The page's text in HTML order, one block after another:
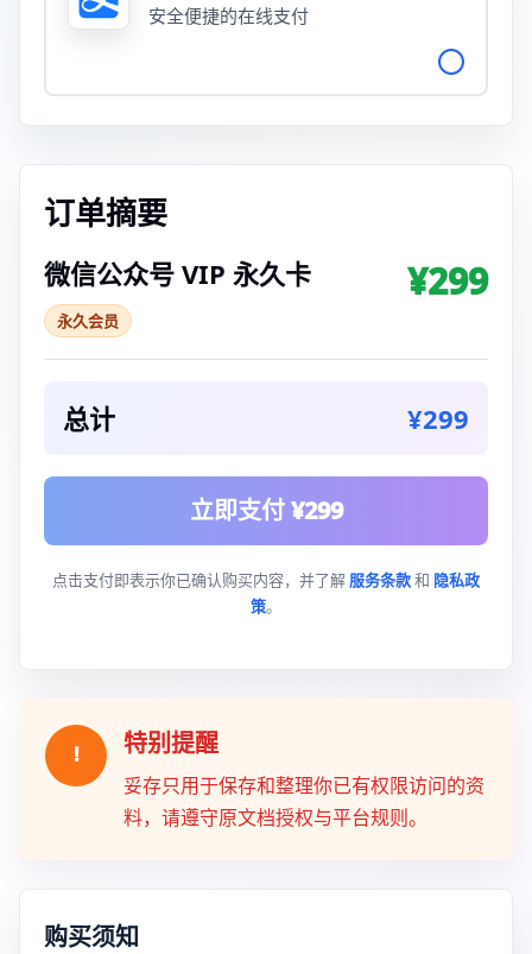
安全便捷的在线支付
订单摘要
微信公众号 VIP 永久卡
永久会员
¥299
总计 ¥299
立即支付 ¥299
点击支付即表示你已确认购买内容，并了解 服务条款和 隐私政
策。
! 特别提醒
妥存只用于保存和整理你已有权限访问的资
料，请遵守原文档授权与平台规则。
购买须知